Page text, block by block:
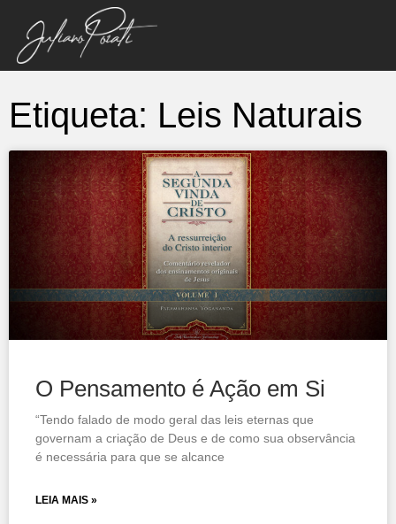
Etiqueta: Leis Naturais
O Pensamento é Ação em Si
“Tendo falado de modo geral das leis eternas que
governam a criação de Deus e de como sua observância
é necessária para que se alcance
LEIA MAIS »